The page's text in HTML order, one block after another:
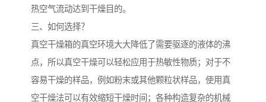
热空气流动达到干燥目的。
三、如何选择？
真空干燥箱的真空环境大大降低了需要驱逐的液体的沸
点，所以真空干燥可以轻松应用于热敏性物质；对于不
容易干燥的样品，例如粉末或其他颗粒状样品，使用真
空干燥法可以有效缩短干燥时间；各种构造复杂的机械